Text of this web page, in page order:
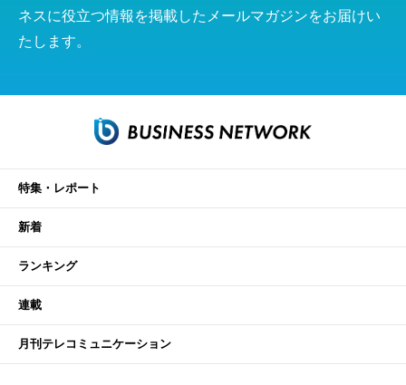
ネスに役立つ情報を掲載したメールマガジンをお届けい
たします。
特集・レポート
新着
ランキング
連載
月刊テレコミュニケーション